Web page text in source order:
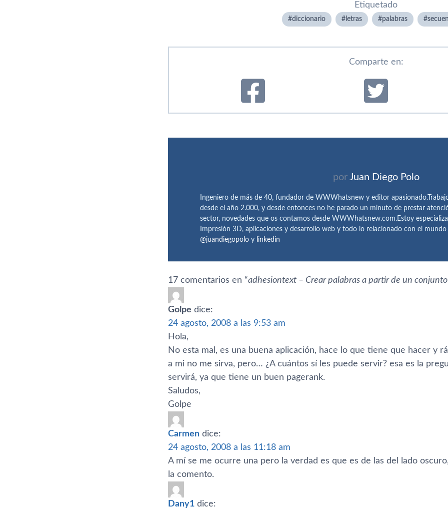
Etiquetado
diccionario letras palabras
Comparte en:
por Juan Diego Polo
Ingeniero de más de 40, fundador de WWWhatsnew y editor
desde el año 2.000, y desde entonces no he parado un minuto de prestar
sector, novedades que os contamos desde WWWhatsnew.com.Estoy
Impresión 3D, aplicaciones y desarrollo web y todo lo relacionado con el
@juandiegopolo y linkedin
17 comentarios en “adhesiontext – Crear palabras a partir de un
Golpe dice:
24 agosto, 2008 a las 9:53 am
Hola,
No esta mal, es una buena aplicación, hace lo que tiene que hacer y
a mi no me sirva, pero… ¿A cuántos sí­ les puede servir? esa es la
servirá, ya que tiene un buen pagerank.
Saludos,
Golpe
Carmen dice:
24 agosto, 2008 a las 11:18 am
A mí­ se me ocurre una pero la verdad es que es de las del lado
la comento.
Dany1 dice: